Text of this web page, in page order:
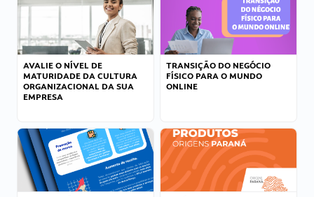
AVALIE O NÍVEL DE
MATURIDADE DA CULTURA
ORGANIZACIONAL DA SUA
EMPRESA
TRANSIÇÃO DO NEGÓCIO
FÍSICO PARA O MUNDO
ONLINE